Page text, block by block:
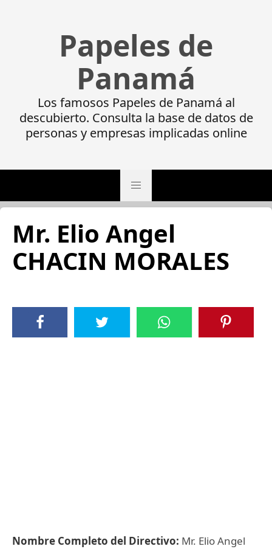
Papeles de
Panamá
Los famosos Papeles de Panamá al
descubierto. Consulta la base de datos de
personas y empresas implicadas online
Mr. Elio Angel
CHACIN MORALES
Nombre Completo del Directivo: Mr. Elio Angel